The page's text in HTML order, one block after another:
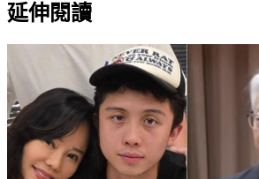
延伸閱讀